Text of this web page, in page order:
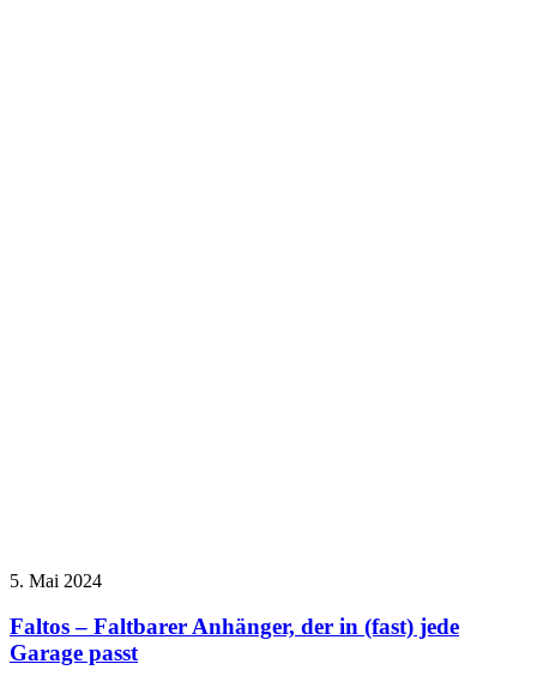
5. Mai 2024
Faltos – Faltbarer Anhänger, der in (fast) jede
Garage passt